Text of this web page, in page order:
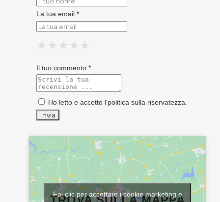
La tua email *
★
★ ★
★ ★ ★
★ ★ ★ ★
★ ★ ★ ★ ★
Il tuo commento *
Ho letto e accetto l'politica sulla riservatezza
Fai clic per accettare i cookie marketing e